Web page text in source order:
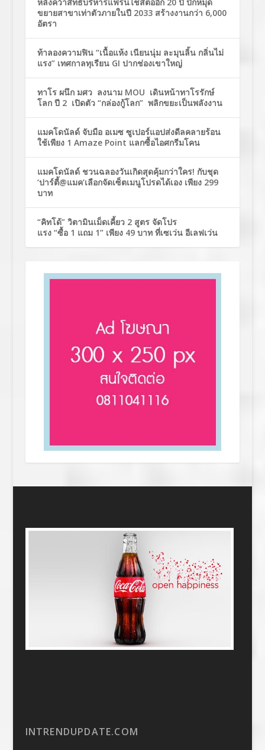
ขยายสาขาเท่าตัวภายในปี 2033 สร้างงานกว่า 6,000
อัตรา
ท้าลองความฟิน “เนื้อแห้ง เนียนนุ่ม ละมุนลิ้น กลิ่นไม่
แรง” เทศกาลทุเรียน GI ปากช่องเขาใหญ่
ทาโร ผนึก มศว ลงนาม MOU เดินหน้าทาโรรักษ์
โลก ปี 2 เปิดตัว “กล่องกู้โลก” พลิกขยะเป็นพลังงาน
แมคโดนัลด์ จับมือ อเมซ ซูเปอร์แอปส่งดีลคลายร้อน
ใช้เพียง 1 Amaze Point แลกซื้อไอศกรีมโคน
แมคโดนัลด์ ชวนฉลองวันเกิดสุดคุ้มกว่าใคร! กับชุด
‘ปาร์ตี้@แมค’เลือกจัดเซ็ตเมนูโปรดได้เอง เพียง 299
บาท
“คิทโด้” วิตามินเม็ดเคี้ยว 2 สูตร จัดโปร
แรง “ซื้อ 1 แถม 1” เพียง 49 บาท ที่เซเว่น อีเลฟเว่น
INTRENDUPDATE.COM